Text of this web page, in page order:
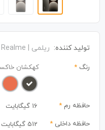
تولید کننده: ریلمی | Realme
رنگ * کهکشان
حافظه رم *
16 گیگابایت
حافظه داخلی *
512 گیگابایت